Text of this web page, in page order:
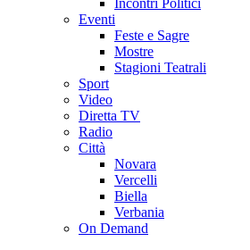
Incontri Politici
Eventi
Feste e Sagre
Mostre
Stagioni Teatrali
Sport
Video
Diretta TV
Radio
Città
Novara
Vercelli
Biella
Verbania
On Demand